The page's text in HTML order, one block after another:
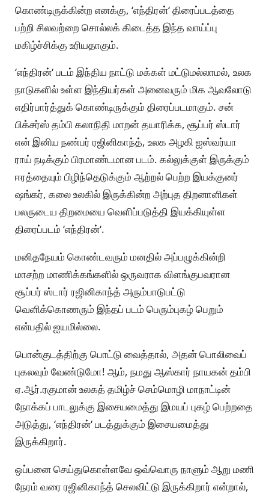
கொண்டிருக்கின்ற எனக்கு, ‘எந்திரன்‘ திரைப்படத்தை
பற்றி சிலவற்றை சொல்லக் கிடைத்த இந்த வாய்ப்பு
மகிழ்ச்சிக்கு உரியதாகும்.
‘எந்திரன்‘ படம் இந்திய நாட்டு மக்கள் மட்டுமல்லாமல், உலக
நாடுகளில் உள்ள இந்தியர்கள் அனைவரும் மிக ஆவலோடு
எதிர்பார்த்துக் கொண்டிருக்கும் திரைப்படமாகும். சன்
பிக்சர்ஸ் தம்பி கலாநிதி மாறன் தயாரிக்க, சூப்பர் ஸ்டார்
என் இனிய நண்பர் ரஜினிகாந்த், உலக அழகி ஐஸ்வர்யா
ராய் நடிக்கும் பிரமாண்டமான படம். கல்லுக்குள் இருக்கும்
ஈரத்தையும் பிழிந்தெடுக்கும் ஆற்றல் பெற்ற இயக்குனர்
ஷங்கர், கலை உலகில் இருக்கின்ற அற்புத திறனாளிகள்
பலருடைய திறமையை வெளிப்படுத்தி இயக்கியுள்ள
திரைப்படம் ‘எந்திரன்‘.
மனிதநேயம் கொண்டவரும் மனதில் அப்பழுக்கின்றி
மாசற்ற மாணிக்கங்களில் ஒருவராக விளங்குபவரான
சூப்பர் ஸ்டார் ரஜினிகாந்த் அரும்பாடுபட்டு
வெளிக்கொணரும் இந்தப் படம் பெரும்புகழ் பெறும்
என்பதில் ஐயமில்லை.
பொன்குடத்திற்கு பொட்டு வைத்தால், அதன் பொலிவைப்
புகலவும் வேண்டுமோ! ஆம், நமது ஆஸ்கார் நாயகன் தம்பி
ஏ.ஆர்.ரகுமான் உலகத் தமிழ்ச் செம்மொழி மாநாட்டின்
நோக்கப் பாடலுக்கு இசையமைத்து இமயப் புகழ் பெற்றதை
அடுத்து, ‘எந்திரன்‘ படத்துக்கும் இசையமைத்து
இருக்கிறார்.
ஒப்பனை செய்துகொள்ளவே ஒவ்வொரு நாளும் ஆறு மணி
நேரம் வரை ரஜினிகாந்த் செலவிட்டு இருக்கிறார் என்றால்,